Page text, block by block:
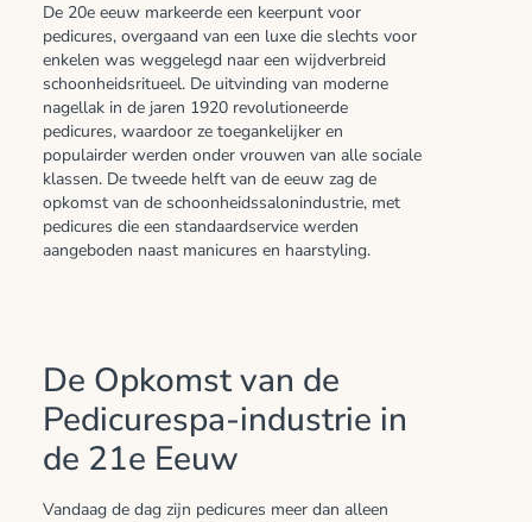
De 20e eeuw markeerde een keerpunt voor
pedicures, overgaand van een luxe die slechts voor
enkelen was weggelegd naar een wijdverbreid
schoonheidsritueel. De uitvinding van moderne
nagellak in de jaren 1920 revolutioneerde
pedicures, waardoor ze toegankelijker en
populairder werden onder vrouwen van alle sociale
klassen. De tweede helft van de eeuw zag de
opkomst van de schoonheidssalonindustrie, met
pedicures die een standaardservice werden
aangeboden naast manicures en haarstyling.
De Opkomst van de
Pedicurespa-industrie in
de 21e Eeuw
Vandaag de dag zijn pedicures meer dan alleen